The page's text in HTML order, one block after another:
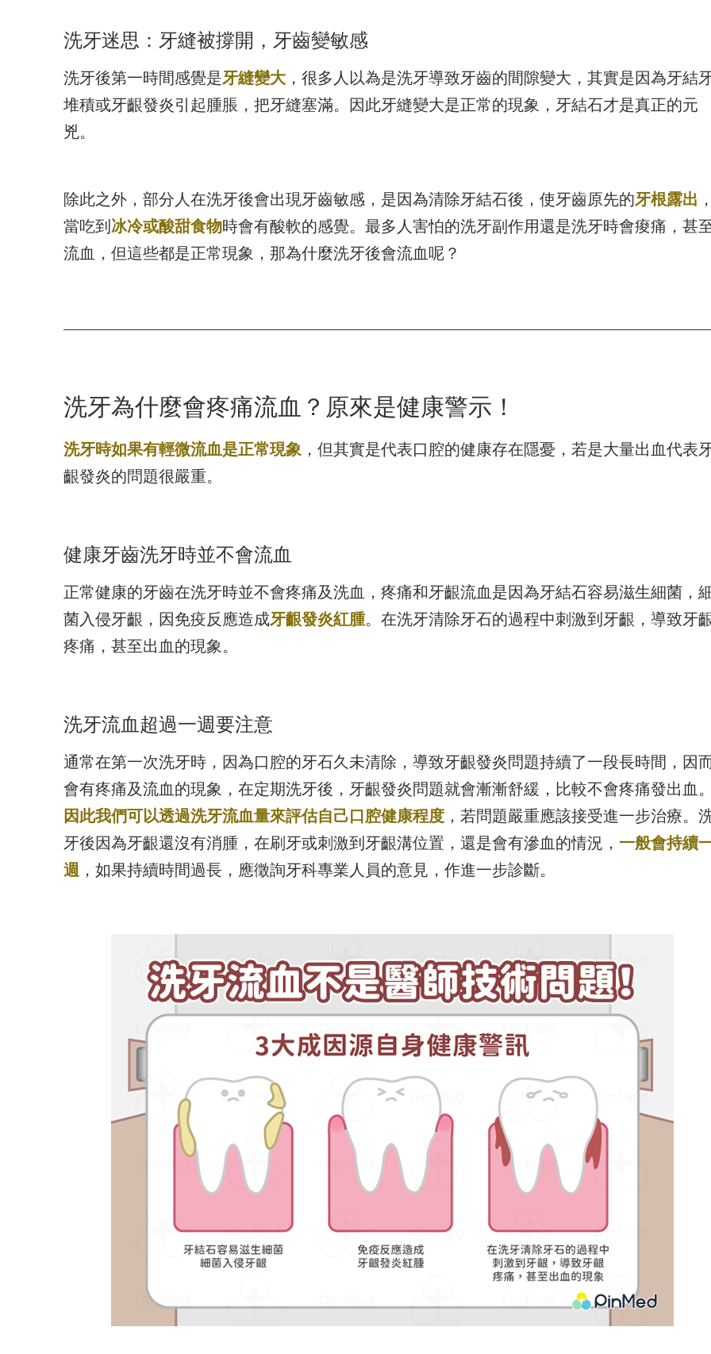
洗牙迷思：牙縫被撐開，牙齒變敏感
洗牙後第一時間感覺是牙縫變大 ，很多人以為是洗牙導致牙齒的間隙變大，其實是因為牙結
堆積或牙齦發炎引起腫脹，把牙縫塞滿。因此牙縫變大是正常的現象，牙結石才是真正的元
兇。
除此之外，部分人在洗牙後會出現牙齒敏感，是因為清除牙結石後，使牙齒原先的牙根露出 ，
當吃到冰冷或酸甜食物時會有酸軟的感覺。最多人害怕的洗牙副作用還是洗牙時會痠痛，甚
流血，但這些都是正常現象，那為什麼洗牙後會流血呢？
洗牙為什麼會疼痛流血？原來是健康警示！
洗牙時如果有輕微流血是正常現象 ，但其實是代表口腔的健康存在隱憂，若是大量出血代表
齦發炎的問題很嚴重。
健康牙齒洗牙時並不會流血
正常健康的牙齒在洗牙時並不會疼痛及洗血，疼痛和牙齦流血是因為牙結石容易滋生細菌，
菌入侵牙齦，因免疫反應造成牙齦發炎紅腫。在洗牙清除牙石的過程中刺激到牙齦，導致牙
疼痛，甚至出血的現象。
洗牙流血超過一週要注意
通常在第一次洗牙時，因為口腔的牙石久未清除，導致牙齦發炎問題持續了一段長時間，因
會有疼痛及流血的現象，在定期洗牙後，牙齦發炎問題就會漸漸舒緩，比較不會疼痛發出血。
因此我們可以透過洗牙流血量來評估自己口腔健康程度 ，若問題嚴重應該接受進一步治療。
牙後因為牙齦還沒有消腫，在刷牙或刺激到牙齦溝位置，還是會有滲血的情況， 一般會持續
週 ，如果持續時間過長，應徵詢牙科專業人員的意見，作進一步診斷。